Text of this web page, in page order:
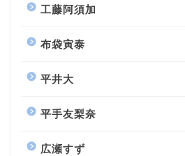
工藤阿須加
布袋寅泰
平井大
平手友梨奈
広瀬すず